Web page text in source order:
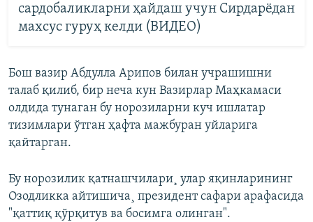
сардобаликларни ҳайдаш учун Сирдарёдан
махсус гуруҳ келди (ВИДЕО)
Бош вазир Абдулла Арипов билан учрашишни
талаб қилиб, бир неча кун Вазирлар Маҳкамаси
олдида тунаган бу норозиларни куч ишлатар
тизимлари ўтган ҳафта мажбуран уйларига
қайтарган.
Бу норозилик қатнашчилари¸ улар яқинларининг
Озодликка айтишича¸ президент сафари арафасида
"қаттиқ қўрқитув ва босимга олинган".